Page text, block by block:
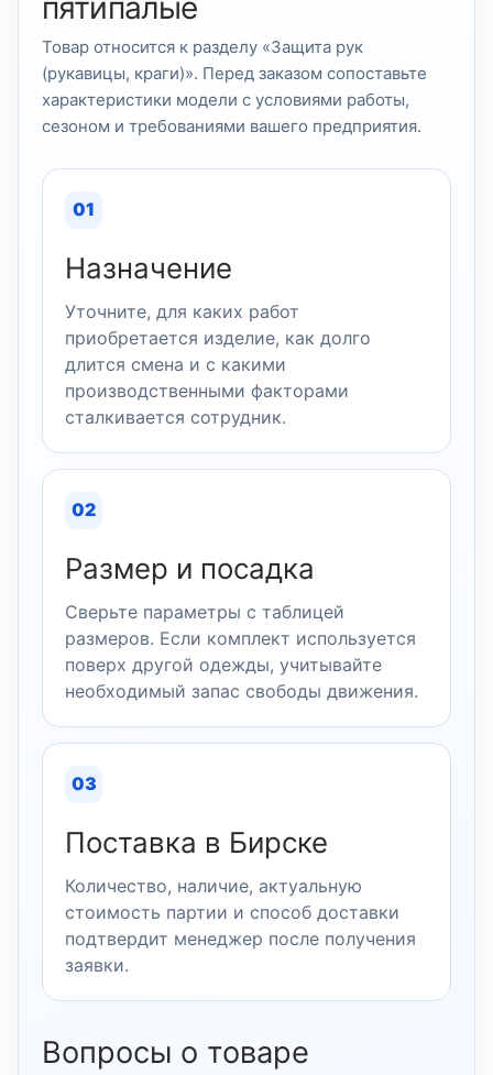
пятипалые
Товар относится к разделу «Защита рук
(рукавицы, краги)». Перед заказом сопоставьте
характеристики модели с условиями работы,
сезоном и требованиями вашего предприятия.
01
Назначение
Уточните, для каких работ
приобретается изделие, как долго
длится смена и с какими
производственными факторами
сталкивается сотрудник.
02
Размер и посадка
Сверьте параметры с таблицей
размеров. Если комплект используется
поверх другой одежды, учитывайте
необходимый запас свободы движения.
03
Поставка в Бирске
Количество, наличие, актуальную
стоимость партии и способ доставки
подтвердит менеджер после получения
заявки.
Вопросы о товаре